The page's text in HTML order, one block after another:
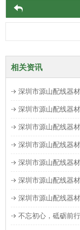
相关资讯
深圳市源山配线器材-
深圳市源山配线器材-
深圳市源山配线器
深圳市源山配线器材-
深圳市源山配线器材-
深圳市源山配线器材-
深圳市源山配线器材-
不忘初心，砥砺前行